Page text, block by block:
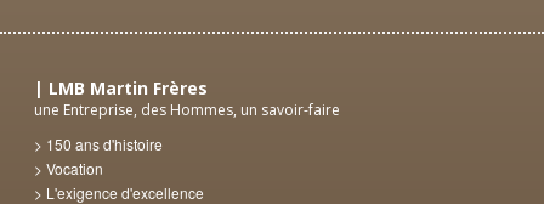
LMB Martin Frères
une Entreprise, des Hommes, un savoir-faire
150 ans d'histoire
Vocation
L'exigence d'excellence